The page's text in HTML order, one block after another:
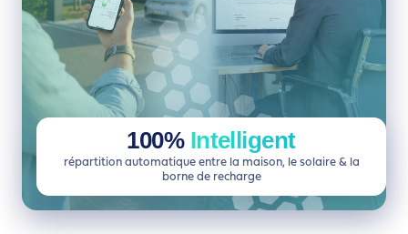
100% Intelligent
répartition automatique entre la maison, le solaire & la
borne de recharge